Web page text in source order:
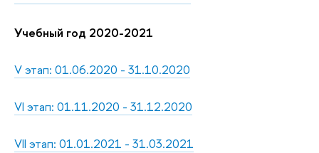
Учебный год 2020-2021
V этап: 01.06.2020 - 31.10.2020
VI этап: 01.11.2020 - 31.12.2020
VII этап: 01.01.2021 - 31.03.2021